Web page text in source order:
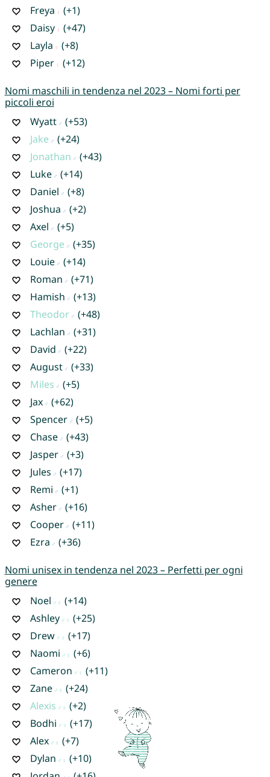
Freya
(+1)
Daisy
(+47)
Layla
(+8)
Piper
(+12)
Nomi maschili in tendenza nel 2023 – Nomi forti per
piccoli eroi
Wyatt
(+53)
Jake
(+24)
Jonathan
(+43)
Luke
(+14)
Daniel
(+8)
Joshua
(+2)
Axel
(+5)
George
(+35)
Louie
(+14)
Roman
(+71)
Hamish
(+13)
Theodor
(+48)
Lachlan
(+31)
David
(+22)
August
(+33)
Miles
(+5)
Jax
(+62)
Spencer
(+5)
Chase
(+43)
Jasper
(+3)
Jules
(+17)
Remi
(+1)
Asher
(+16)
Cooper
(+11)
Ezra
(+36)
Nomi unisex in tendenza nel 2023 – Perfetti per ogni
genere
Noel
(+14)
Ashley
(+25)
Drew
(+17)
Naomi
(+6)
Cameron
(+11)
Zane
(+24)
Alexis
(+2)
Bodhi
(+17)
Alex
(+7)
Dylan
(+10)